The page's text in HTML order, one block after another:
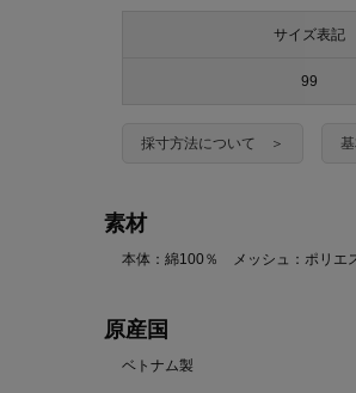
サイズ表記
99
採寸方法について ＞
素材
本体：綿100％ メッシュ：ポリエ
原産国
ベトナム製